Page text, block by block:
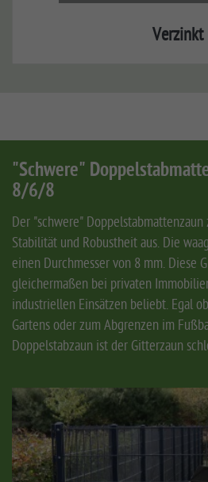
Verzinkt
"Schwere"
8/6/8
Der "schwere"
Stabilität und Robustheit aus. Die
einen Durchmesser von 8 mm. Diese
gleichermaßen bei privaten
industriellen Einsätzen beliebt. Egal
Gartens oder zum Abgrenzen im
Doppelstabzaun ist der Gitterzaun